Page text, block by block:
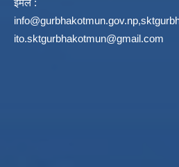
ईमेल :
info@gurbhakotmun.gov.np,
ito.sktgurbhakotmun@gmail.com